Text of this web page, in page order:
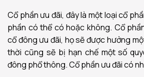
Cổ phần ưu đãi, đây là một loại cổ
phần có thể có hoặc không. Cổ
cổ đông ưu đãi, họ sẽ được hưởng
thời cũng sẽ bị hạn chế một số
đông phổ thông. Cổ phần ưu đãi có